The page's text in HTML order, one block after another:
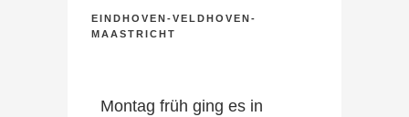
EINDHOVEN-VELDHOVEN-
MAASTRICHT
Montag früh ging es in